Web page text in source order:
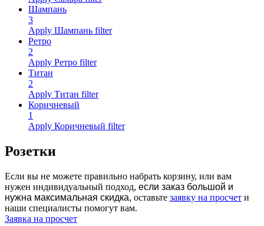
Шампань
3
Apply Шампань filter
Ретро
2
Apply Ретро filter
Титан
2
Apply Титан filter
Коричневый
1
Apply Коричневый filter
Розетки
Если вы не можете правильно набрать корзину, или вам
нужен индивидуальный подход, если заказ большой и
нужна максимальная скидка, оставьте заявку на просчет и
наши специалисты помогут вам.
Заявка на просчет